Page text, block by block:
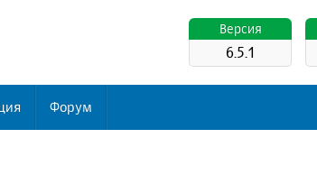
Версия
6.5.1
Форум